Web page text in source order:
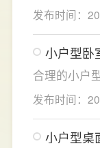
量、40微米
智能水压监
提供了全方
发布时间：
小户型卧
成品衣
合理的小户
解决小户型
LESSO领尚
点优化衣柜
质与全屋美
发布时间：
小户型桌